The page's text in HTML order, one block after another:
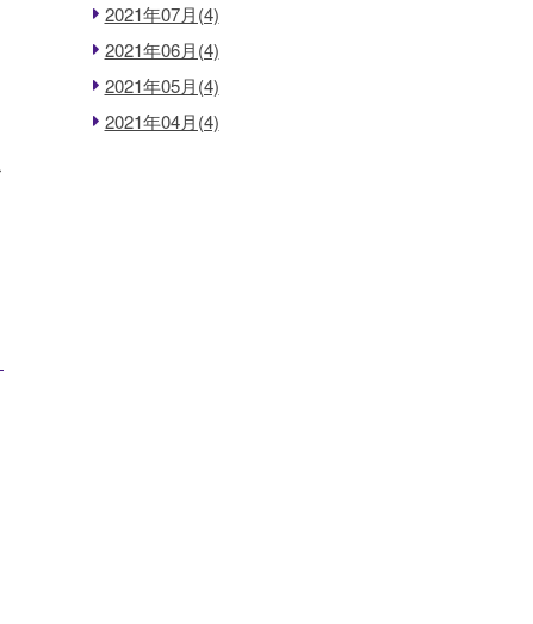
2021年07月(4)
2021年06月(4)
2021年05月(4)
2021年04月(4)